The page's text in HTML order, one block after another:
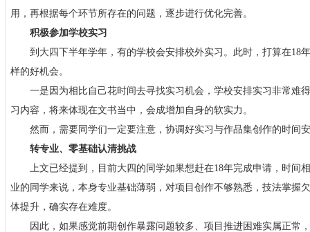
用，再根据每个环节所存在的问题，逐步进行优化完善。
积极参加学校实习
到大四下半年学年，有的学校会安排校外实习。此时，打算在18
样的好机会。
一是因为相比自己花时间去寻找实习机会，学校安排实习非常难
习内容，将来体现在文书当中，会成增加自身的软实力。
然而，需要同学们一定要注意，协调好实习与作品集创作的时间
转专业、零基础认清挑战
上文已经提到，目前大四的同学如果想赶在18年完成申请，时间
业的同学来说，本身专业基础薄弱，对项目创作不够熟悉，技法掌
体提升，确实存在难度。
因此，如果感觉前期创作暴露问题较多、项目推进困难实属正常